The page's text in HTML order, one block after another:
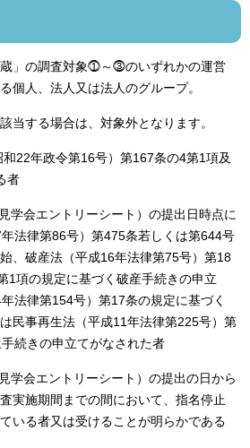
」の調査対象⓵～⓷のいずれかの運営
個人、法人又は法人のグループ。
当する場合は、対象外となります。
22年政令第16号）第167条の4第1項及
者
学会エントリーシート）の提出日時点に
法律第86号）第475条若しくは第644号
、破産法（平成16年法律第75号）第18
1項の規定に基づく破産手続きの申立
法律第154号）第17条の規定に基づく
民事再生法（平成11年法律第225号）第
続きの申立てがなされた者
学会エントリーシート）の提出の日から
実施期間までの間において、指名停止
いる者又は受けることが明らかである